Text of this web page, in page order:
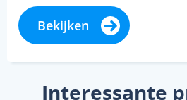
Bekijken
Interessante